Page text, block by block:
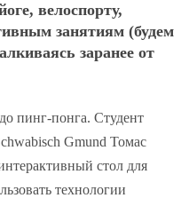
велоспорту,
занятиям (будем
заранее от
пинг-понга. Студент
Gmund Томас
стол для
технологии